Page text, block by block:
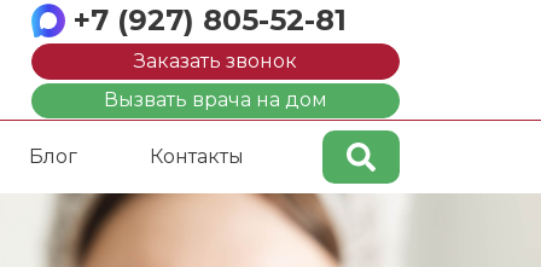
+7 (927) 805-52-81
Заказать звонок
Вызвать врача на дом
Блог Контакты